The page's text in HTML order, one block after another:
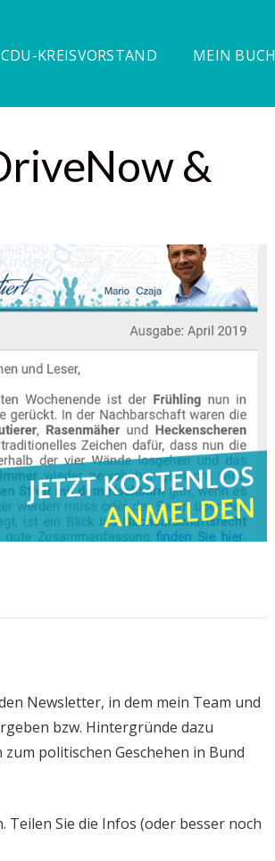
CDU-KREISVORSTAND MEIN BUCH
&
Newsletter, in dem mein Team und
bzw. Hintergründe dazu
politischen Geschehen in Bund
Teilen Sie die Infos (oder besser noch